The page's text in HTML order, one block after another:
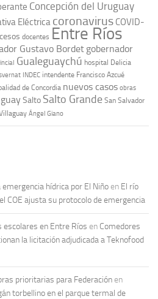
Concepción del Uruguay
Eléctrica coronavirus COVID-
docentes Entre Ríos
Gustavo Bordet gobernador
Gualeguaychú hospital Delicia
INDEC intendente Francisco Azcué
de Concordia nuevos casos obras
Salto Salto Grande San Salvador
Ángel Giano
hídrica por El Niño en El río
COE ajusta su protocolo de emergencia
escolares en Entre Ríos en Comedores
la licitación adjudicada a Teknofood
prioritarias para Federación en
torbellino en el parque termal de